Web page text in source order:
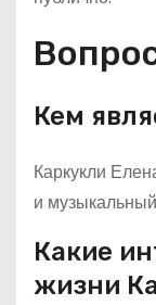
Кем
Каркукли
и
Какие
жизни